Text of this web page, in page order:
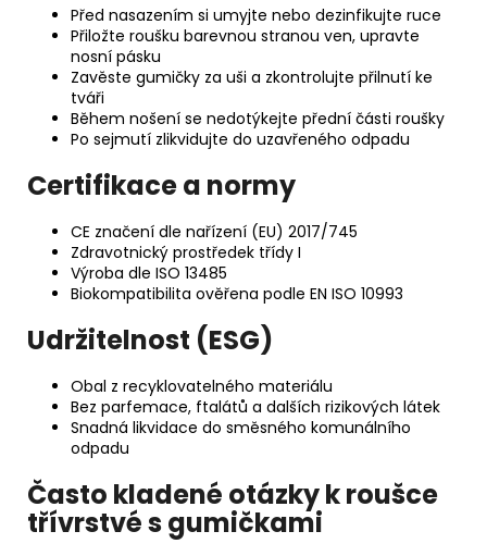
Před nasazením si umyjte nebo dezinfikujte ruce
Přiložte roušku barevnou stranou ven, upravte
nosní pásku
Zavěste gumičky za uši a zkontrolujte přilnutí ke
tváři
Během nošení se nedotýkejte přední části roušky
Po sejmutí zlikvidujte do uzavřeného odpadu
Certifikace a normy
CE značení dle nařízení (EU) 2017/745
Zdravotnický prostředek třídy I
Výroba dle ISO 13485
Biokompatibilita ověřena podle EN ISO 10993
Udržitelnost (ESG)
Obal z recyklovatelného materiálu
Bez parfemace, ftalátů a dalších rizikových látek
Snadná likvidace do směsného komunálního
odpadu
Často kladené otázky k roušce
třívrstvé s gumičkami